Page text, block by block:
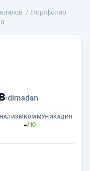
Портфолио
›dimadan
КОММУНИКАЦИЯ
-/10